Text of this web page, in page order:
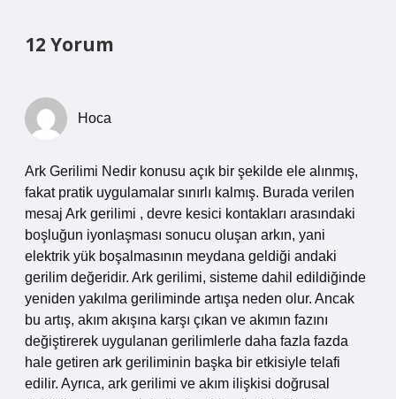
12 Yorum
Hoca
Ark Gerilimi Nedir konusu açık bir şekilde ele alınmış,
fakat pratik uygulamalar sınırlı kalmış. Burada verilen
mesaj Ark gerilimi , devre kesici kontakları arasındaki
boşluğun iyonlaşması sonucu oluşan arkın, yani
elektrik yük boşalmasının meydana geldiği andaki
gerilim değeridir. Ark gerilimi, sisteme dahil edildiğinde
yeniden yakılma geriliminde artışa neden olur. Ancak
bu artış, akım akışına karşı çıkan ve akımın fazını
değiştirerek uygulanan gerilimlerle daha fazla fazda
hale getiren ark geriliminin başka bir etkisiyle telafi
edilir. Ayrıca, ark gerilimi ve akım ilişkisi doğrusal